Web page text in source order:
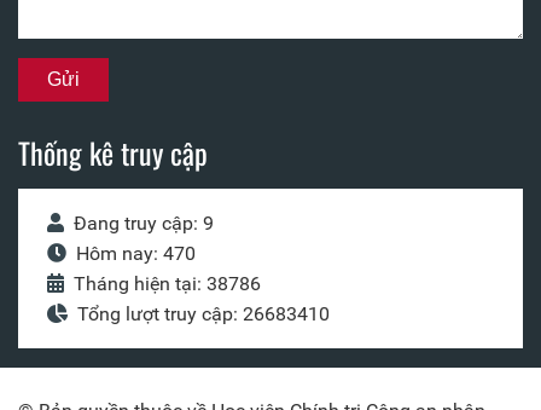
Thống kê truy cập
Đang truy cập: 9
Hôm nay: 470
Tháng hiện tại: 38786
Tổng lượt truy cập: 26683410